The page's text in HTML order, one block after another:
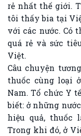
rẻ nhất thế giới.
tôi thấy bia tại
với các nước. Có
quá rẻ và sức
Việt.
Câu chuyện
thuốc cùng loại
Nam. Tổ chức Y
biết: ở những
hiệu quả, thuốc
Trong khi đó, ở